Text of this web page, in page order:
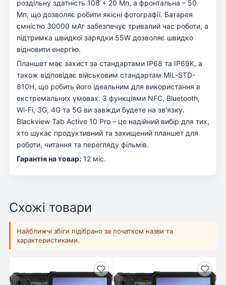
роздільну здатність 108 + 20 Мп, а фронтальна – 50
Мп, що дозволяє робити якісні фотографії. Батарея
ємністю 30000 мАг забезпечує тривалий час роботи, а
підтримка швидкої зарядки 55W дозволяє швидко
відновити енергію.
Планшет має захист за стандартами IP68 та IP69K, а
також відповідає військовим стандартам MIL-STD-
810H, що робить його ідеальним для використання в
екстремальних умовах. З функціями NFC, Bluetooth,
Wi-Fi, 3G, 4G та 5G ви завжди будете на зв'язку.
Blackview Tab Active 10 Pro – це надійний вибір для тих,
хто шукає продуктивний та захищений планшет для
роботи, читання та перегляду фільмів.
Гарантія на товар: 12 міс.
Схожі товари
Найближчі збіги підібрано за початком назви та
характеристиками.